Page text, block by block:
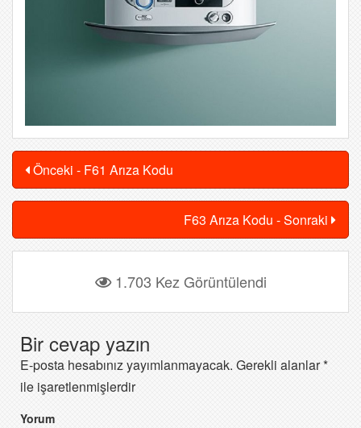
Önceki - F61 Arıza Kodu
F63 Arıza Kodu - Sonraki
1.703 Kez Görüntülendi
Bir cevap yazın
E-posta hesabınız yayımlanmayacak. Gerekli alanlar*
ile işaretlenmişlerdir
Yorum